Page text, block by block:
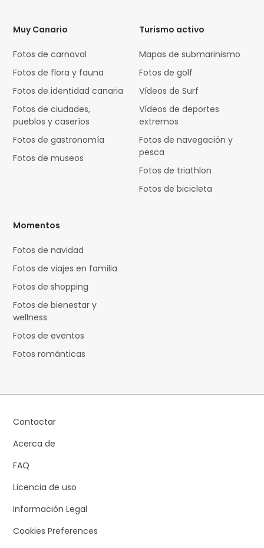
Muy Canario
Fotos de carnaval
Fotos de flora y fauna
Fotos de identidad canaria
Fotos de ciudades,
pueblos y caseríos
Fotos de gastronomía
Fotos de museos
Turismo activo
Mapas de submarinismo
Fotos de golf
Vídeos de Surf
Vídeos de deportes
extremos
Fotos de navegación y
pesca
Fotos de triathlon
Fotos de bicicleta
Momentos
Fotos de navidad
Fotos de viajes en familia
Fotos de shopping
Fotos de bienestar y
wellness
Fotos de eventos
Fotos románticas
Contactar
Acerca de
FAQ
Licencia de uso
Información Legal
Cookies Preferences